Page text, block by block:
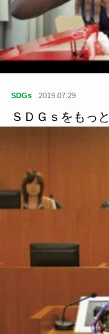
SDGs 2019.07.29
ＳＤＧｓをもっ